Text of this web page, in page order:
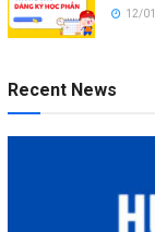
12/
Recent News